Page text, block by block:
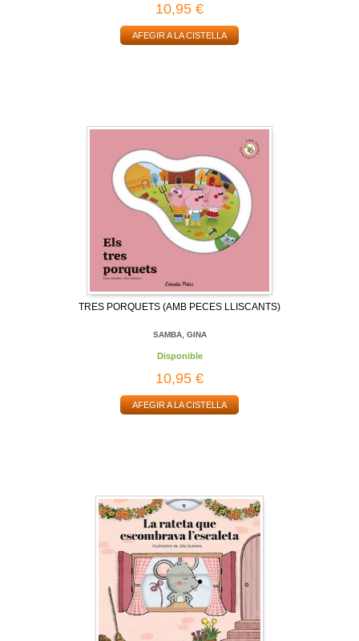
10,95 €
AFEGIR A LA CISTELLA
TRES PORQUETS (AMB PECES LLISCANTS)
SAMBA, GINA
Disponible
10,95 €
AFEGIR A LA CISTELLA